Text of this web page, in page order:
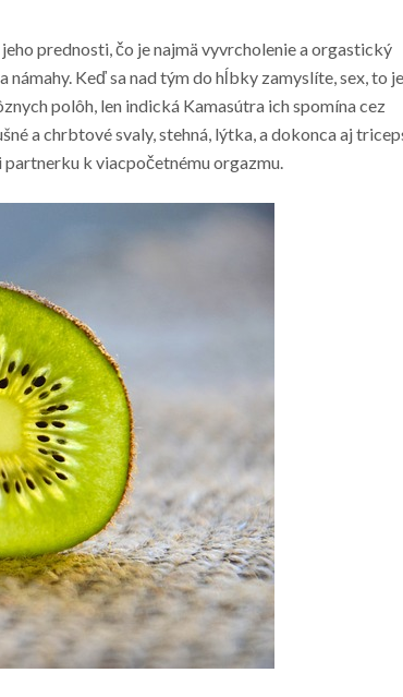
prednosti, čo je najmä vyvrcholenie a orgastický
Keď sa nad tým do hĺbky zamyslíte, sex, to je
polôh, len indická Kamasútra ich spomína cez
a chrbtové svaly, stehná, lýtka, a dokonca aj
partnerku k viacpočetnému orgazmu.